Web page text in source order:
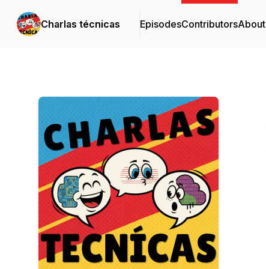
Charlas técnicas EpisodesContributorsAbout